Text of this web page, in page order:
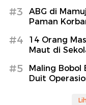
#3
ABG di
Paman
#4
14 Orang
Maut di
#5
Maling Bobol
Duit